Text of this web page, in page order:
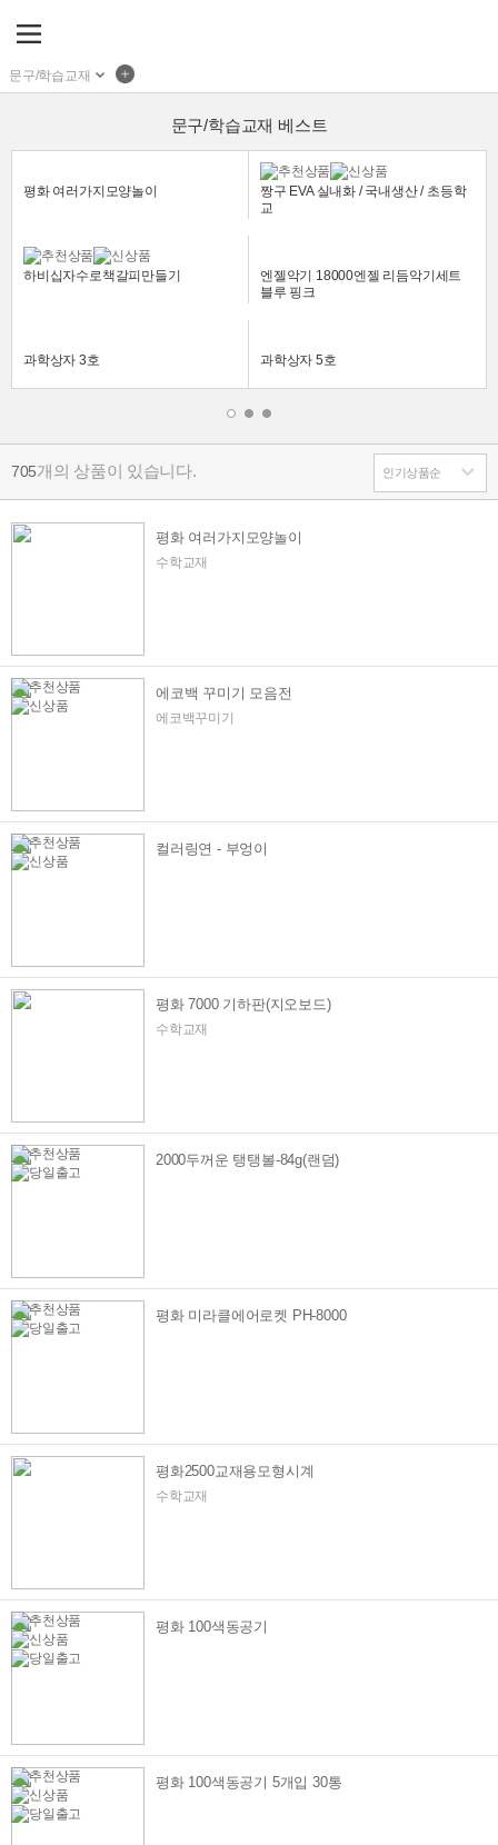
문구/학습교재
문구/학습교재 베스트
평화 여러가지모양놀이
짱구 EVA 실내화 / 국내생산 / 초등학
교
하비십자수로책갈피만들기
엔젤악기 18000엔젤 리듬악기세트
블루 핑크
과학상자 3호 과학상자 5호
705개의 상품이 있습니다.
평화 여러가지모양놀이
수학교재
에코백 꾸미기 모음전
에코백꾸미기​
컬러링연 - 부엉이
평화 7000 기하판(지오보드)
수학교재
2000두꺼운 탱탱볼-84g(랜덤)
평화 미라클에어로켓 PH-8000
평화2500교재용모형시계
수학교재
평화 100색동공기
평화 100색동공기 5개입 30통